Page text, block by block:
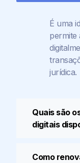
É uma
permite
jurídica.
Quais são
digitais
Como